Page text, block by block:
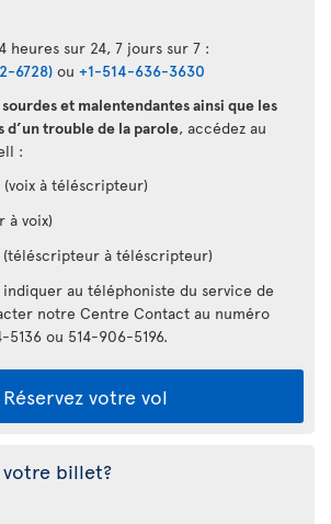
heures sur 24, 7 jours sur 7 :
6728) ou +1-514-636-3630
et malentendantes ainsi que les
d’un trouble de la parole, accédez au
:
(voix à téléscripteur)
à voix)
(téléscripteur à téléscripteur)
indiquer au téléphoniste du service de
notre Centre Contact au numéro
ou 514-906-5196.
Réservez votre vol
votre billet?